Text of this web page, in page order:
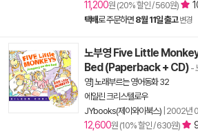
11,200원 (20% 할인 / 560원)
택배로 주문하면 8월 11일 출고 변경
노부영 Five Little
Bed (Paperback + CD) -
영] 노래부르는 영어동화 32
에일린 크리스텔로우
JYbooks(제이와이북스) 2002년
12,600원 (10% 할인 / 630원)